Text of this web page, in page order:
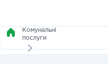
Комунальні
послуги